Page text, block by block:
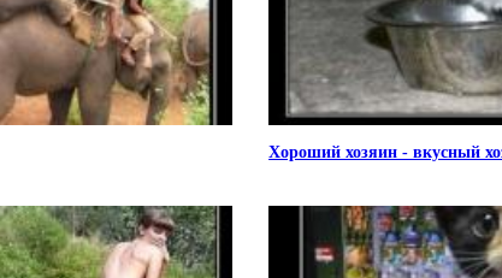
Хороший хозяин - вкусный